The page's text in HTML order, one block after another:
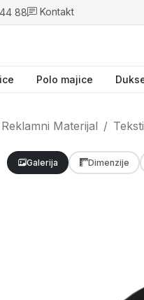
88 Kontakt
Polo majice
Reklamni Materijal
Galerija Dimenzije